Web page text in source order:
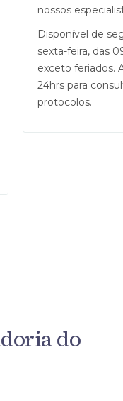
nossos
Disponível de
sexta-feira, das
exceto feriados.
24hrs para
protocolos.
do